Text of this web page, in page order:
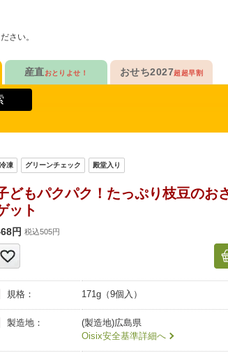
さい。
立
産直おとりよせ！
ナガノパープルも！
信州フルーツ定期便
人気No.3
生沼さんの甘熟梨
奥山さんの幸せの黄桃
人気No.5
夏にピッタリ
モチモチ食感チーズ
おせち2027超超早割
人気「高砂」と
らぁ麺おせち
自慢はローストビーフ
家族で楽しめるおせち
家族でたっぷり楽しむ
和・洋・中　よくばりセット
人気二段重「高砂」と
本格中華オードブル
どもパクパク！たっぷり枝豆のお
ット
円 税込505円
規格： 171g（9個入）
製造地：
(製造地)広島県
Oisix安全基準詳細へ